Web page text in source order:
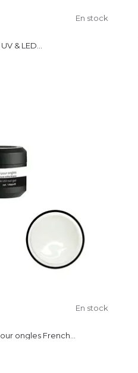
En stock
& LED...
En stock
ongles French...